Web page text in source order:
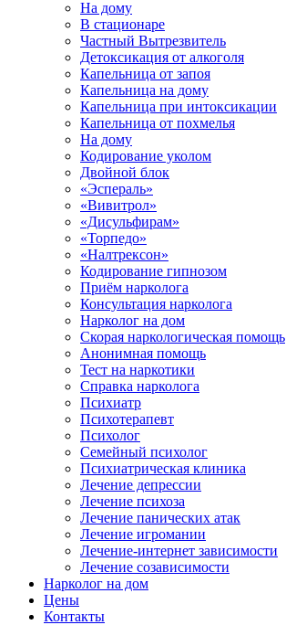
На дому
В стационаре
Частный Вытрезвитель
Детоксикация от алкоголя
Капельница от запоя
Капельница на дому
Капельница при интоксикации
Капельница от похмелья
На дому
Кодирование уколом
Двойной блок
«Эспераль»
«Вивитрол»
«Дисульфирам»
«Торпедо»
«Налтрексон»
Кодирование гипнозом
Приём нарколога
Консультация нарколога
Нарколог на дом
Скорая наркологическая помощь
Анонимная помощь
Тест на наркотики
Справка нарколога
Психиатр
Психотерапевт
Психолог
Семейный психолог
Психиатрическая клиника
Лечение депрессии
Лечение психоза
Лечение панических атак
Лечение игромании
Лечение-интернет зависимости
Лечение созависимости
Нарколог на дом
Цены
Контакты